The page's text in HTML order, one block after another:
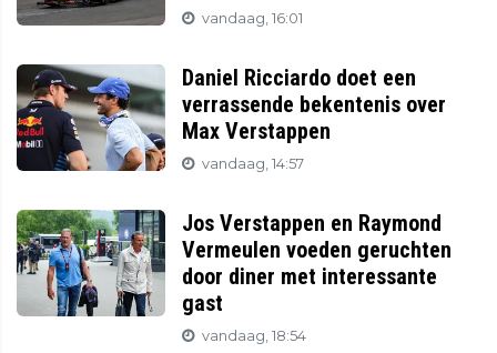
vandaag, 16:01
Daniel Ricciardo doet een
verrassende bekentenis over
Max Verstappen
vandaag, 14:57
Jos Verstappen en Raymond
Vermeulen voeden geruchten
door diner met interessante
gast
vandaag, 18:54